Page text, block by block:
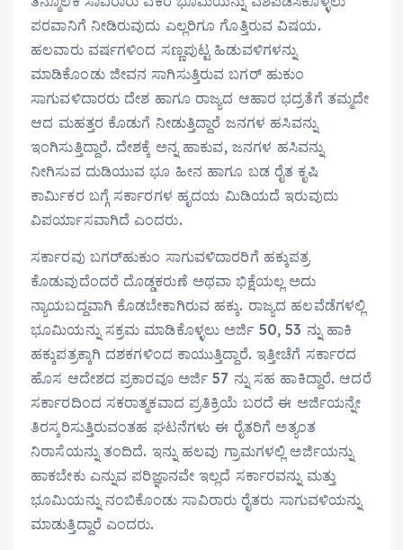
ಪರವಾನಿಗೆ ನೀಡಿರುವುದು ಎಲ್ಲರಿಗೂ ಗೊತ್ತಿರುವ ವಿಷಯ.
ಹಲವಾರು ವರ್ಷಗಳಿಂದ ಸಣ್ಣಪುಟ್ಟ ಹಿಡುವಳಿಗಳನ್ನು
ಮಾಡಿಕೊಂಡು ಜೀವನ ಸಾಗಿಸುತ್ತಿರುವ ಬಗರ್ ಹುಕುಂ
ಸಾಗುವಳಿದಾರರು ದೇಶ ಹಾಗೂ ರಾಜ್ಯದ ಆಹಾರ ಭದ್ರತೆಗೆ ತಮ್ಮದೇ
ಆದ ಮಹತ್ತರ ಕೊಡುಗೆ ನೀಡುತ್ತಿದ್ದಾರೆ ಜನಗಳ ಹಸಿವನ್ನು
ಇಂಗಿಸುತ್ತಿದ್ದಾರೆ. ದೇಶಕ್ಕೆ ಅನ್ನ ಹಾಕುವ, ಜನಗಳ ಹಸಿವನ್ನು
ನೀಗಿಸುವ ದುಡಿಯುವ ಭೂ ಹೀನ ಹಾಗೂ ಬಡ ರೈತ ಕೃಷಿ
ಕಾರ್ಮಿಕರ ಬಗ್ಗೆ ಸರ್ಕಾರಗಳ ಹೃದಯ ಮಿಡಿಯದೆ ಇರುವುದು
ವಿಪರ್ಯಾಸವಾಗಿದೆ ಎಂದರು.
ಸರ್ಕಾರವು ಬಗರ್‌ಹುಕುಂ ಸಾಗುವಳಿದಾರರಿಗೆ ಹಕ್ಕುಪತ್ರ
ಕೊಡುವುದೆಂದರೆ ದೊಡ್ಡಕರುಣೆ ಅಥವಾ ಭಿಕ್ಷೆಯಲ್ಲ ಅದು
ನ್ಯಾಯಬದ್ದವಾಗಿ ಕೊಡಬೇಕಾಗಿರುವ ಹಕ್ಕು. ರಾಜ್ಯದ ಹಲವೆಡೆಗಳಲ್ಲಿ
ಭೂಮಿಯನ್ನು ಸಕ್ರಮ ಮಾಡಿಕೊಳ್ಳಲು ಅರ್ಜಿ 50, 53 ನ್ನು ಹಾಕಿ
ಹಕ್ಕುಪತ್ರಕ್ಕಾಗಿ ದಶಕಗಳಿಂದ ಕಾಯುತ್ತಿದ್ದಾರೆ. ಇತ್ತೀಚೆಗೆ ಸರ್ಕಾರದ
ಹೊಸ ಆದೇಶದ ಪ್ರಕಾರವೂ ಅರ್ಜಿ 57 ನ್ನು ಸಹ ಹಾಕಿದ್ದಾರೆ. ಆದರೆ
ಸರ್ಕಾರದಿಂದ ಸಕರಾತ್ಮಕವಾದ ಪ್ರತಿಕ್ರಿಯೆ ಬರದೆ ಈ ಅರ್ಜಿಯನ್ನೇ
ತಿರಸ್ಕರಿಸುತ್ತಿರುವಂತಹ ಘಟನೆಗಳು ಈ ರೈತರಿಗೆ ಅತ್ಯಂತ
ನಿರಾಸೆಯನ್ನು ತಂದಿದೆ. ಇನ್ನು ಹಲವು ಗ್ರಾಮಗಳಲ್ಲಿ ಅರ್ಜಿಯನ್ನು
ಹಾಕಬೇಕು ಎನ್ನುವ ಪರಿಜ್ಞಾನವೇ ಇಲ್ಲದೆ ಸರ್ಕಾರವನ್ನು ಮತ್ತು
ಭೂಮಿಯನ್ನು ನಂಬಿಕೊಂಡು ಸಾವಿರಾರು ರೈತರು ಸಾಗುವಳಿಯನ್ನು
ಮಾಡುತ್ತಿದ್ದಾರೆ ಎಂದರು.